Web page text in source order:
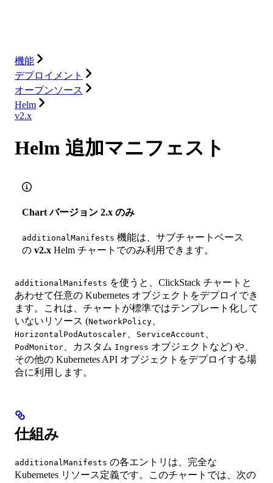
機能
デプロイメント
オープンソース
Helm
v2.x
Helm 追加マニフェスト
Chart バージョン 2.x のみ
additionalManifests 機能は、サブチャートベース
の v2.x Helm チャートでのみ利用できます。
additionalManifests を使うと、ClickStack チャートと
あわせて任意の Kubernetes オブジェクトをデプロイでき
ます。これは、チャートが標準ではテンプレート化して
いないリソース (NetworkPolicy
HorizontalPodAutoscaler ServiceAccount
PodMonitor 、カスタム Ingress オブジェクトなど) や、
その他の Kubernetes API オブジェクトをデプロイする場
合に利用します。
仕組み
additionalManifests の各エントリは、完全な
Kubernetes リソース定義です。このチャートでは、次の